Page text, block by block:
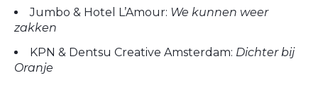
Jumbo & Hotel L’Amour: We kunnen weer
zakken
KPN & Dentsu Creative Amsterdam: Dichter bij
Oranje